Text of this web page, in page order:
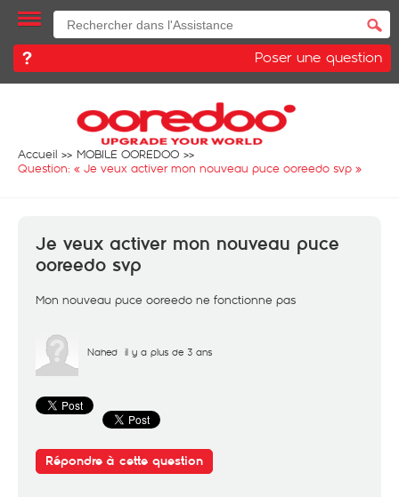
Poser une question
Accueil
MOBILE OOREDOO
Question: « Je veux activer mon nouveau puce ooreedo svp »
Je veux activer mon nouveau puce
ooreedo svp
Mon nouveau puce ooreedo ne fonctionne pas
Nahed il y a plus de 3 ans
Répondre à cette question